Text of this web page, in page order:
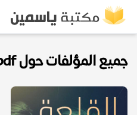
جميع المؤلفات حول Walls pdf